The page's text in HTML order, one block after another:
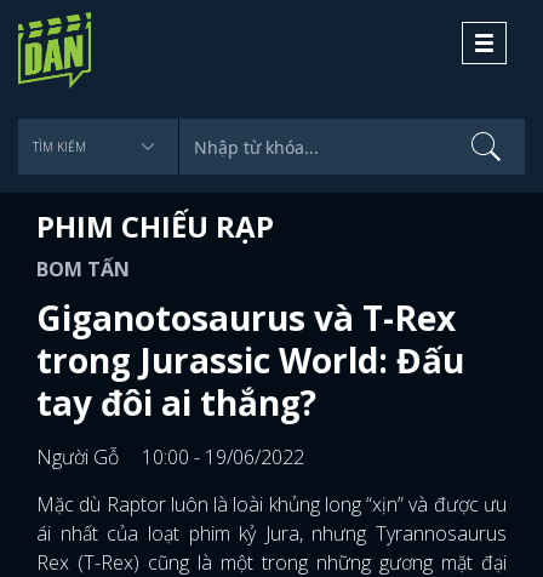
Toggle
PHIM CHIẾU RẠP
BOM TẤN
Giganotosaurus và T-Rex
trong Jurassic World: Đấu
tay đôi ai thắng?
Người Gỗ
10:00 - 19/06/2022
Mặc dù Raptor luôn là loài khủng long “xịn” và được ưu
ái nhất của loạt phim kỷ Jura, nhưng Tyrannosaurus
Rex (T-Rex) cũng là một trong những gương mặt đại